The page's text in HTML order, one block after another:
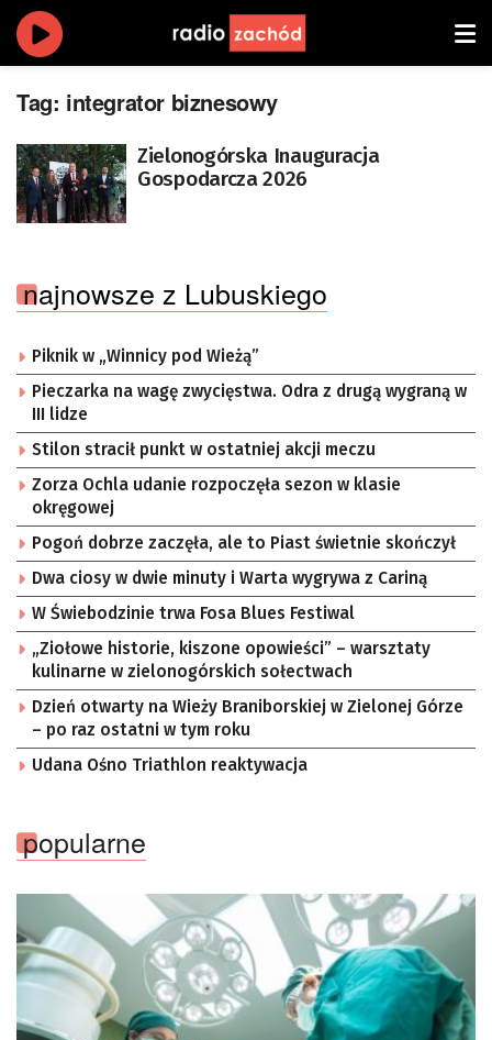
Tag: integrator biznesowy
Zielonogórska Inauguracja
Gospodarcza 2026
najnowsze z Lubuskiego
Piknik w „Winnicy pod Wieżą”
Pieczarka na wagę zwycięstwa. Odra z drugą wygraną w
III lidze
Stilon stracił punkt w ostatniej akcji meczu
Zorza Ochla udanie rozpoczęła sezon w klasie
okręgowej
Pogoń dobrze zaczęła, ale to Piast świetnie skończył
Dwa ciosy w dwie minuty i Warta wygrywa z Cariną
W Świebodzinie trwa Fosa Blues Festiwal
„Ziołowe historie, kiszone opowieści” – warsztaty
kulinarne w zielonogórskich sołectwach
Dzień otwarty na Wieży Braniborskiej w Zielonej Górze
– po raz ostatni w tym roku
Udana Ośno Triathlon reaktywacja
popularne